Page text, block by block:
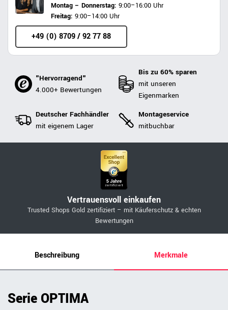
Montag – Donnerstag: 9:00–16:00 Uhr
Freitag: 9:00–14:00 Uhr
+49 (0) 8709 / 92 77 88
"Hervorragend"
4.000+ Bewertungen
Bis zu 60% sparen
mit unseren
Eigenmarken
Deutscher Fachhändler
mit eigenem Lager
Montageservice
mitbuchbar
Vertrauensvoll einkaufen
Trusted Shops Gold zertifiziert – mit Käuferschutz & echten
Bewertungen
Beschreibung Merkmale
Serie OPTIMA